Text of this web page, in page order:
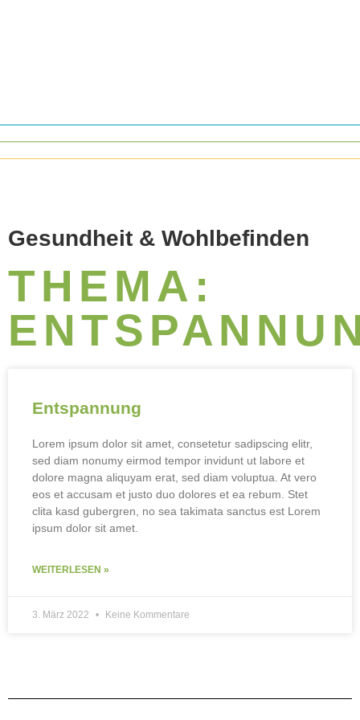
Gesundheit & Wohlbefinden
THEMA:
Entspannung
Lorem ipsum dolor sit amet, consetetur sadipscing elitr,
sed diam nonumy eirmod tempor invidunt ut labore et
dolore magna aliquyam erat, sed diam voluptua. At vero
eos et accusam et justo duo dolores et ea rebum. Stet
clita kasd gubergren, no sea takimata sanctus est Lorem
ipsum dolor sit amet.
WEITERLESEN »
3. März 2022 Keine Kommentare